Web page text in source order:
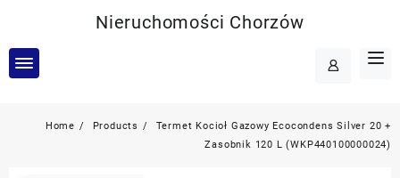
content
Nieruchomości Chorzów
Home Products
Termet Kocioł Gazowy Ecocondens Silver 20 +
Zasobnik 120 L (WKP440100000024)